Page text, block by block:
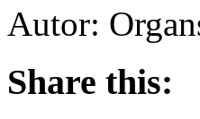
Autor:
Share this: